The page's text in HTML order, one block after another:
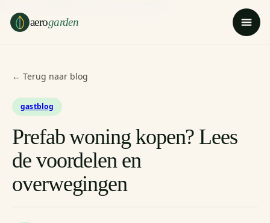
aerogarden
← Terug naar blog
gastblog
Prefab woning kopen? Lees
de voordelen en
overwegingen